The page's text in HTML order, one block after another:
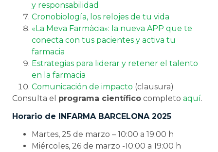
y responsabilidad
Cronobiología, los relojes de tu vida
«La Meva Farmàcia»: la nueva APP que te
conecta con tus pacientes y activa tu
farmacia
Estrategias para liderar y retener el talento
en la farmacia
Comunicación de impacto (clausura)
Consulta el programa científico completo aquí.
Horario de INFARMA BARCELONA 2025
Martes, 25 de marzo – 10:00 a 19:00 h
Miércoles, 26 de marzo -10:00 a 19:00 h